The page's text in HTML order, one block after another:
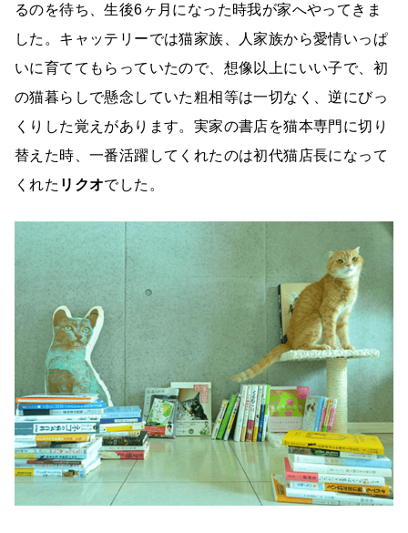
るのを待ち、生後6ヶ月になった時我が家へやってきま
した。キャッテリーでは猫家族、人家族から愛情いっぱ
いに育ててもらっていたので、想像以上にいい子で、初
の猫暮らしで懸念していた粗相等は一切なく、逆にびっ
くりした覚えがあります。実家の書店を猫本専門に切り
替えた時、一番活躍してくれたのは初代猫店長になって
くれた リクオでした。